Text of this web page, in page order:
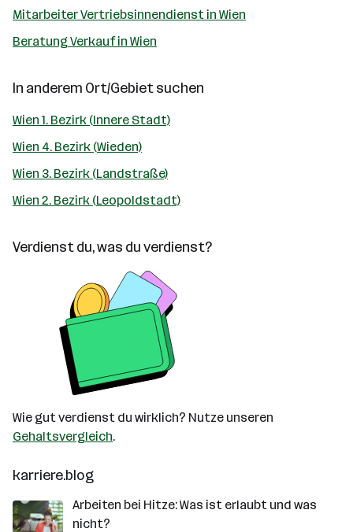
Mitarbeiter Vertriebsinnendienst in Wien
Beratung Verkauf in Wien
In anderem Ort/Gebiet suchen
Wien 1. Bezirk (Innere Stadt)
Wien 4. Bezirk (Wieden)
Wien 3. Bezirk (Landstraße)
Wien 2. Bezirk (Leopoldstadt)
Verdienst du, was du verdienst?
Wie gut verdienst du wirklich? Nutze unseren
Gehaltsvergleich.
karriere.blog
Arbeiten bei Hitze: Was ist erlaubt und was
nicht?